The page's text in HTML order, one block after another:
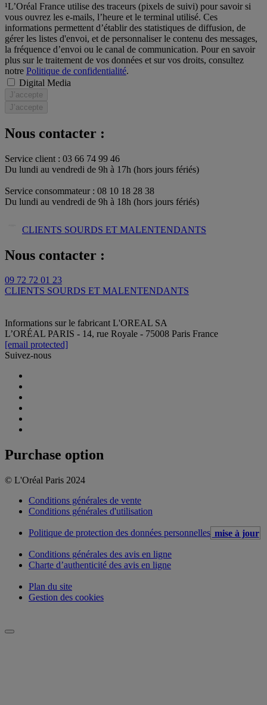
¹L’Oréal France utilise des traceurs (pixels de suivi) pour savoir si
vous ouvrez les e-mails, l’heure et le terminal utilisé. Ces
informations permettent d’établir des statistiques de diffusion, de
gérer les listes d'envoi, et de personnaliser le contenu des messages,
la fréquence d’envoi ou le canal de communication. Pour en savoir
plus sur le traitement de vos données et sur vos droits, consultez
notre Politique de confidentialité.
Digital Media
J’accepte
J’accepte
Nous contacter :
Service client : 03 66 74 99 46
Du lundi au vendredi de 9h à 17h (hors jours fériés)​
Service consommateur : 08 10 18 28 38
Du lundi au vendredi de 9h à 18h (hors jours fériés)
CLIENTS SOURDS ET MALENTENDANTS
Nous contacter :
09 72 72 01 23
CLIENTS SOURDS ET MALENTENDANTS
Informations sur le fabricant L'OREAL SA
L’ORÉAL PARIS - 14, rue Royale - 75008 Paris France
[email protected]
Suivez-nous
Purchase option
© L'Oréal Paris 2024
Conditions générales de vente
Conditions générales d'utilisation
Politique de protection des données personnelles mise à jour
Conditions générales des avis en ligne
Charte d’authenticité des avis en ligne
Plan du site
Gestion des cookies